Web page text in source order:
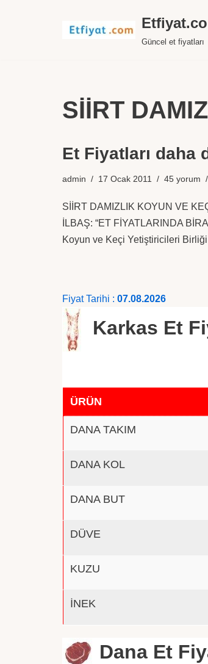
Güncel et fiyatları
SİİRT
Et Fiyatları daha
admin 17 Ocak 2011 45 yorum
SİİRT DAMIZLIK KOYUN VE
İLBAŞ: “ET FİYATLARINDA
Koyun ve Keçi Yetiştiricileri
Fiyat Tarihi : 07.08.2026
Karkas Et
ÜRÜN
DANA TAKIM
DANA KOL
DANA BUT
DÜVE
KUZU
İNEK
Dana Et